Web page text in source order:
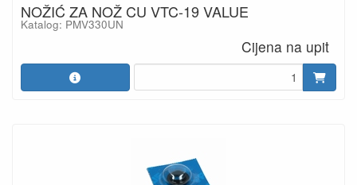
NOŽIĆ ZA NOŽ CU VTC-19 VALUE
Katalog: PMV330UN
Cijena na upit